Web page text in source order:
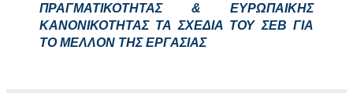
ΠΡΑΓΜΑΤΙΚΟΤΗΤΑΣ & ΕΥΡΩΠΑΙΚΗΣ
ΚΑΝΟΝΙΚΟΤΗΤΑΣ ΤΑ ΣΧΕΔΙΑ ΤΟΥ ΣΕΒ ΓΙΑ
ΤΟ ΜΕΛΛΟΝ ΤΗΣ ΕΡΓΑΣΙΑΣ